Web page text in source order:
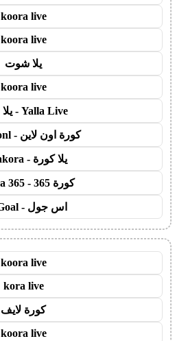
koora live
koora live
يلا شوت
koora live
Yalla Live - يلا لايف
كورة اون لاين - koora onl
يلا كورة - yallakora
كورة 365 - kooora 365
اس جول - AS Goal
koora live
kora live
كورة لايف
koora live